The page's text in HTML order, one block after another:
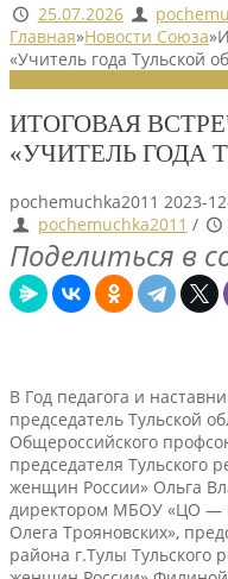
25.07.2026
Главная»Новости Союза»
«Учитель года Тульской
ИТОГОВАЯ
«УЧИТЕЛЬ ГОДА
pochemuchka2011 2023-
pochemuchka2011 /
Поделиться в
В Год педагога и
председатель Тульской
Общероссийского
председателя Тульского
женщин России» Ольга
директором МБОУ «ЦО —
Олега Трояновских»,
района г.Тулы Тульского